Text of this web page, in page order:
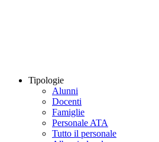
Tipologie
Alunni
Docenti
Famiglie
Personale ATA
Tutto il personale